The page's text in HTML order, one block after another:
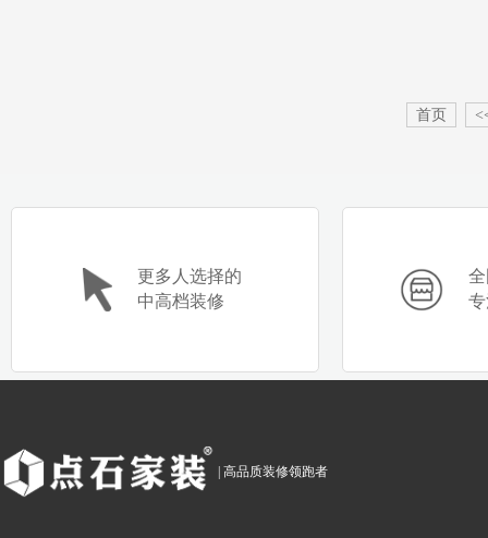
首页
更多人选择的
中高档装修
| 高品质装修领跑者